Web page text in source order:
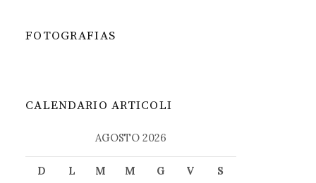
FOTOGRAFIAS
CALENDARIO ARTICOLI
AGOSTO 2026
D L M M G V
S